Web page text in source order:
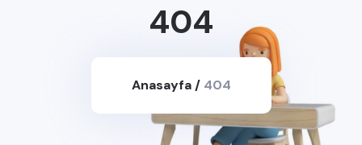
404
Anasayfa / 404